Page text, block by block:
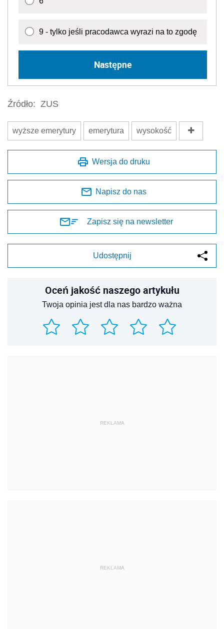
9 - tylko jeśli pracodawca wyrazi na to zgodę
Następne
Źródło: ZUS
wyższe emerytury emerytura wysokość
Wersja do druku
Napisz do nas
Zapisz się na newsletter
Udostępnij
Oceń jakość naszego artykułu
Twoja opinia jest dla nas bardzo ważna
REKLAMA
REKLAMA